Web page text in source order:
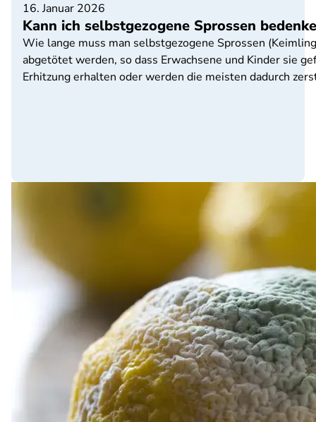
16. Januar 2026
Kann ich selbstgezogene Sprossen
Wie lange muss man selbstgezogene Sprossen
abgetötet werden, so dass Erwachsene und Kinder sie
Erhitzung erhalten oder werden die meisten dadurch